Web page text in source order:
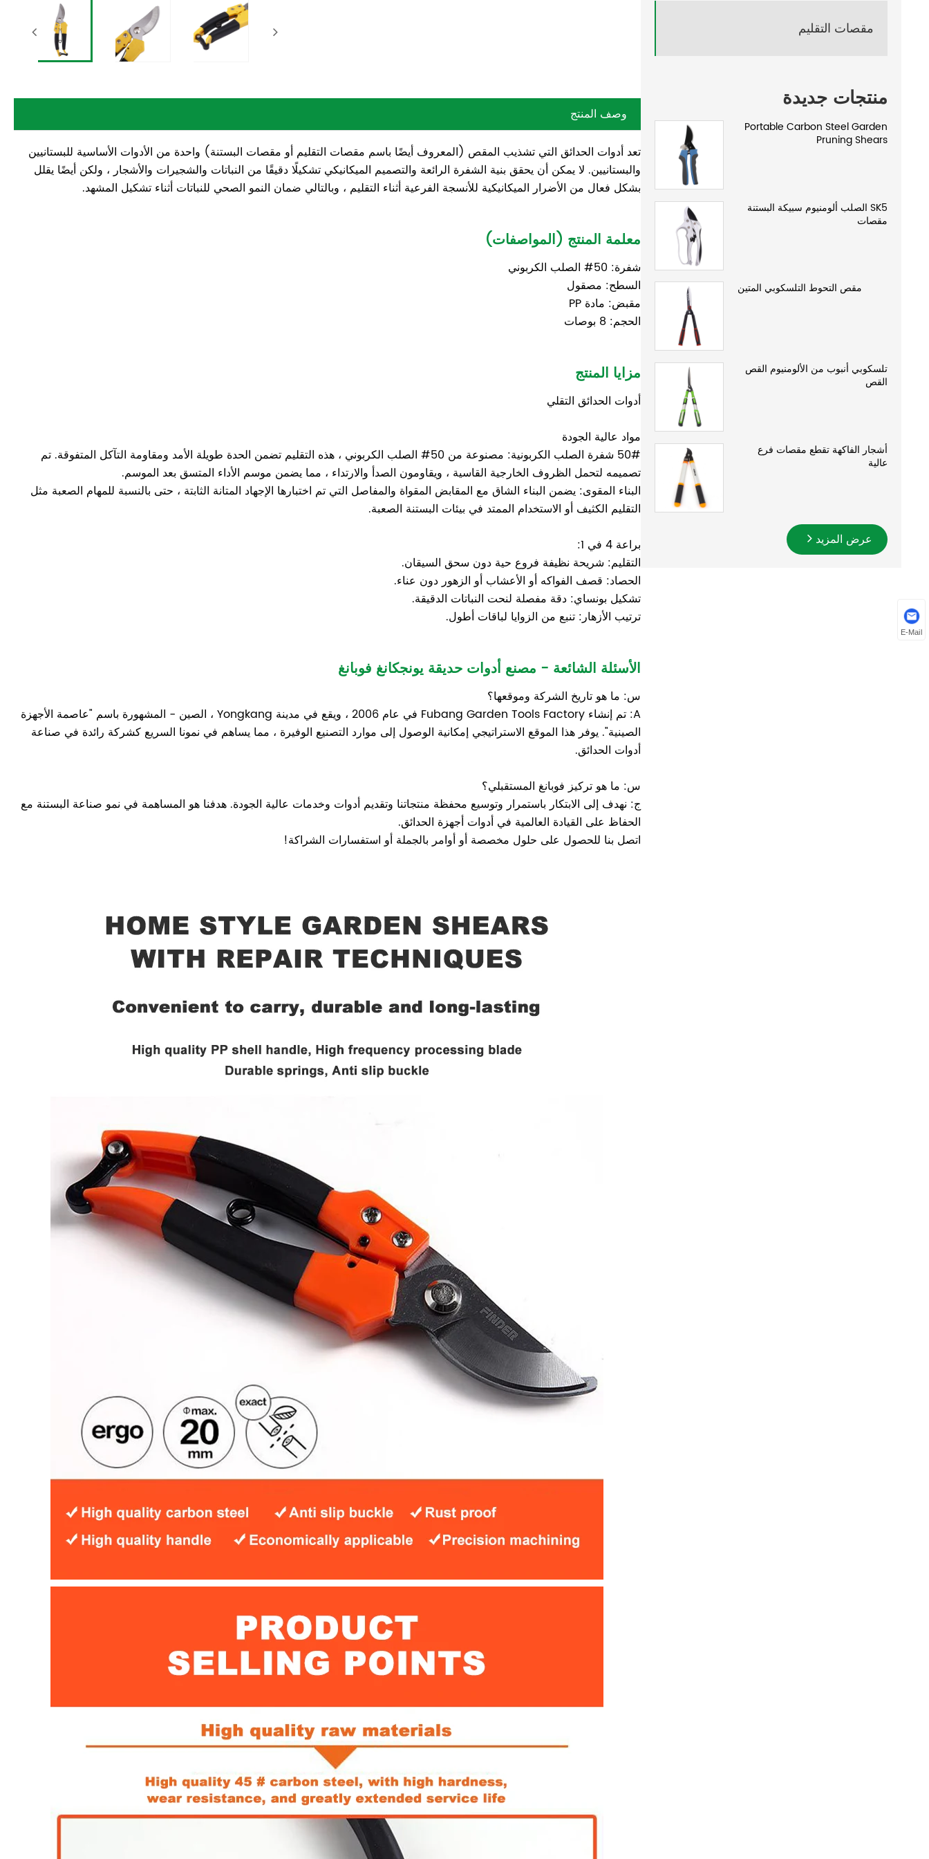
مقصات التقليم
منتجات جديدة
Portable Carbon Steel Garden
Pruning Shears
SK5 الصلب ألومنيوم سبيكة البستنة
مقصات
مقص التحوط التلسكوبي المتين
تلسكوبي أنبوب من الألومنيوم القص
القص
أشجار الفاكهة تقطع مقصات فرع
عالية
عرض المزيد
وصف المنتج
تعد أدوات الحدائق التي تشذيب المقص (المعروف أيضًا باسم مقصات التقليم أو مقصات البستنة) واحدة من الأدوات الأساسية للبستانيين
والبستانيين. لا يمكن أن يحقق بنية الشفرة الرائعة والتصميم الميكانيكي تشكيلًا دقيقًا من النباتات والشجيرات والأشجار ، ولكن أيضًا يقلل
بشكل فعال من الأضرار الميكانيكية للأنسجة الفرعية أثناء التقليم ، وبالتالي ضمان النمو الصحي للنباتات أثناء تشكيل المشهد.
معلمة المنتج (المواصفات)
شفرة: 50# الصلب الكربوني
السطح: مصقول
مقبض: مادة PP
الحجم: 8 بوصات
مزايا المنتج
أدوات الحدائق التقلي
مواد عالية الجودة
50# شفرة الصلب الكربونية: مصنوعة من 50# الصلب الكربوني ، هذه التقليم تضمن الحدة طويلة الأمد ومقاومة التآكل المتفوقة. تم
تصميمه لتحمل الظروف الخارجية القاسية ، ويقاومون الصدأ والارتداء ، مما يضمن موسم الأداء المتسق بعد الموسم.
البناء المقوى: يضمن البناء الشاق مع المقابض المقواة والمفاصل التي تم اختبارها الإجهاد المتانة الثابتة ، حتى بالنسبة للمهام الصعبة مثل
التقليم الكثيف أو الاستخدام الممتد في بيئات البستنة الصعبة.
براعة 4 في 1:
التقليم: شريحة نظيفة فروع حية دون سحق السيقان.
الحصاد: قصف الفواكه أو الأعشاب أو الزهور دون عناء.
تشكيل بونساي: دقة مفصلة لنحت النباتات الدقيقة.
ترتيب الأزهار: تنبع من الزوايا لباقات أطول.
الأسئلة الشائعة - مصنع أدوات حديقة يونجكانغ فوبانغ
س: ما هو تاريخ الشركة وموقعها؟
A: تم إنشاء Fubang Garden Tools Factory في عام 2006 ، ويقع في مدينة Yongkang ، الصين - المشهورة باسم "عاصمة الأجهزة
الصينية". يوفر هذا الموقع الاستراتيجي إمكانية الوصول إلى موارد التصنيع الوفيرة ، مما يساهم في نمونا السريع كشركة رائدة في صناعة
أدوات الحدائق.
س: ما هو تركيز فوبانغ المستقبلي؟
ج: نهدف إلى الابتكار باستمرار وتوسيع محفظة منتجاتنا وتقديم أدوات وخدمات عالية الجودة. هدفنا هو المساهمة في نمو صناعة البستنة مع
الحفاظ على القيادة العالمية في أدوات أجهزة الحدائق.
اتصل بنا للحصول على حلول مخصصة أو أوامر بالجملة أو استفسارات الشراكة!
E-Mail